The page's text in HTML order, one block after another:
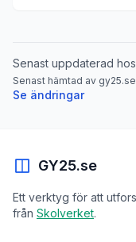
Senast uppdaterad
Senast hämtad av
Se ändringar
GY25.se
Ett verktyg för att
från Skolverket.